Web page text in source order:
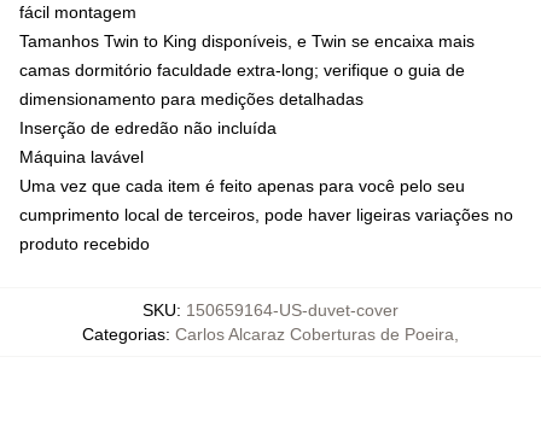
fácil montagem
Tamanhos Twin to King disponíveis, e Twin se encaixa mais
camas dormitório faculdade extra-long; verifique o guia de
dimensionamento para medições detalhadas
Inserção de edredão não incluída
Máquina lavável
Uma vez que cada item é feito apenas para você pelo seu
cumprimento local de terceiros, pode haver ligeiras variações no
produto recebido
SKU: 150659164-US-duvet-cover
Categorias: Carlos Alcaraz Coberturas de Poeira